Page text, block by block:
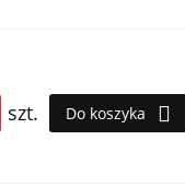
szt. Do koszyka